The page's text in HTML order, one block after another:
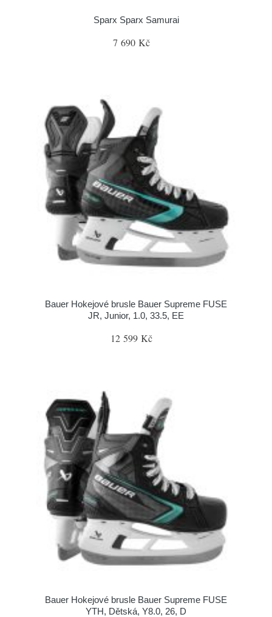
Sparx Sparx Samurai
7 690 Kč
Bauer Hokejové brusle Bauer Supreme FUSE
JR, Junior, 1.0, 33.5, EE
12 599 Kč
Bauer Hokejové brusle Bauer Supreme FUSE
YTH, Dětská, Y8.0, 26, D